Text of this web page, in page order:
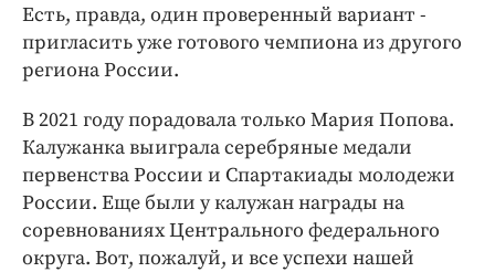
Есть, правда, один проверенный вариант -
пригласить уже готового чемпиона из другого
региона России.
В 2021 году порадовала только Мария Попова.
Калужанка выиграла серебряные медали
первенства России и Спартакиады молодежи
России. Еще были у калужан награды на
соревнованиях Центрального федерального
округа. Вот, пожалуй, и все успехи нашей